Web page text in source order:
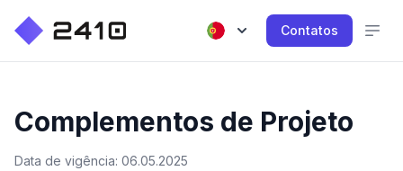
Contatos
Complementos de Projeto
Data de vigência: 06.05.2025